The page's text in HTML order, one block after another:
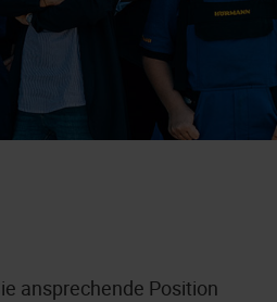
ansprechende Position